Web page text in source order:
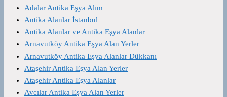
Adalar Antika Eşya Alım
Antika Alanlar İstanbul
Antika Alanlar ve Antika Eşya Alanlar
Arnavutköy Antika Eşya Alan Yerler
Arnavutköy Antika Eşya Alanlar Dükkanı
Ataşehir Antika Eşya Alan Yerler
Ataşehir Antika Eşya Alanlar
Avcılar Antika Eşya Alan Yerler